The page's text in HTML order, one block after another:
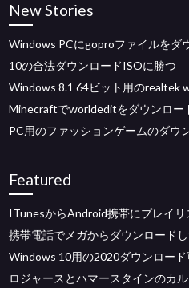
New Stories
Windows PCにgoproファイルをダ
10の合法ダウンロードISOに勝つ
Windows 8.1 64ビット用のrealtek
Minecraftでworldeditをダウンロー
PC用のファッションゲームのダウ
Featured
ITunesからAndroid携帯にプレイリ
携帯電話でメガからダウンロード
Windows 10用の2020ダウンロー
ロジャースとハマースタインのカ